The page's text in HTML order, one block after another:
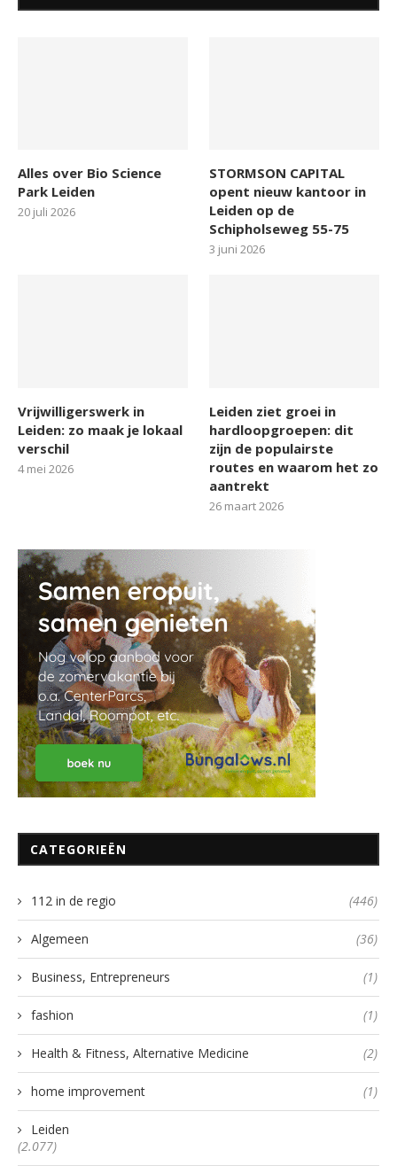
Alles over Bio Science
Park Leiden
20 juli 2026
STORMSON CAPITAL
opent nieuw kantoor in
Leiden op de
Schipholseweg 55-75
3 juni 2026
Vrijwilligerswerk in
Leiden: zo maak je lokaal
verschil
4 mei 2026
Leiden ziet groei in
hardloopgroepen: dit
zijn de populairste
routes en waarom het zo
aantrekt
26 maart 2026
CATEGORIEËN
112 in de regio (446)
Algemeen (36)
Business, Entrepreneurs (1)
fashion (1)
Health & Fitness, Alternative Medicine (2)
home improvement (1)
Leiden
(2.077)